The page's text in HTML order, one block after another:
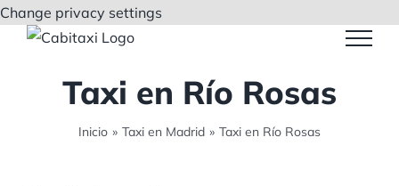
Change privacy settings
Taxi en Río Rosas
Inicio » Taxi en Madrid » Taxi en Río Rosas